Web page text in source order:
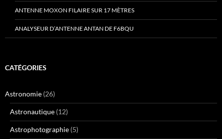
ANTENNE MOXON FILAIRE SUR 17 MÈTRES
ANALYSEUR D’ANTENNE ANTAN DE F6BQU
CATÉGORIES
Astronomie (26)
Astronautique (12)
Astrophotographie (5)